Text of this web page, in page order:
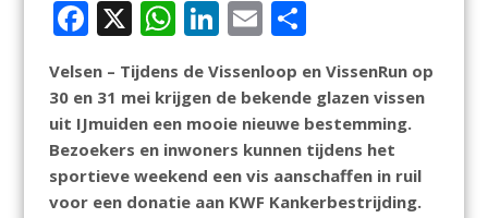
F
e
b
o
o
X W
h
at
s
A
p
Li
n
k
e
dI
n
E
m
ai
l
D
e
n
Velsen – Tijdens de Vissenloop en VissenRun op
30 en 31 mei krijgen de bekende glazen vissen
uit IJmuiden een mooie nieuwe bestemming.
Bezoekers en inwoners kunnen tijdens het
sportieve weekend een vis aanschaffen in ruil
voor een donatie aan KWF Kankerbestrijding.